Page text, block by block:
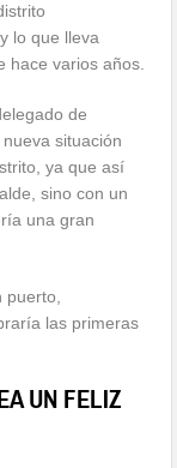
lo que lleva
hace varios años.
de
situación
ya que así
sino con un
una gran
las primeras
UN FELIZ